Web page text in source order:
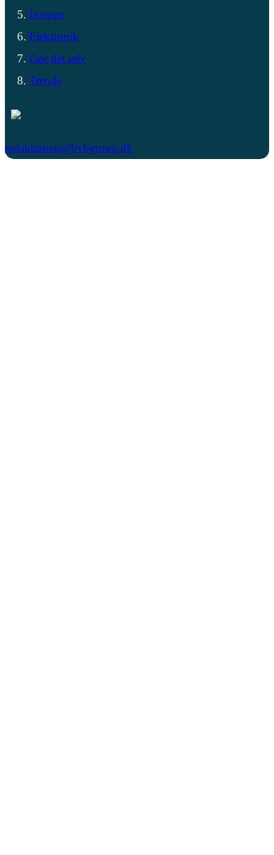
Interiør
Elektronik
Gør det selv
Trends
redaktionen@bvbgroup.dk